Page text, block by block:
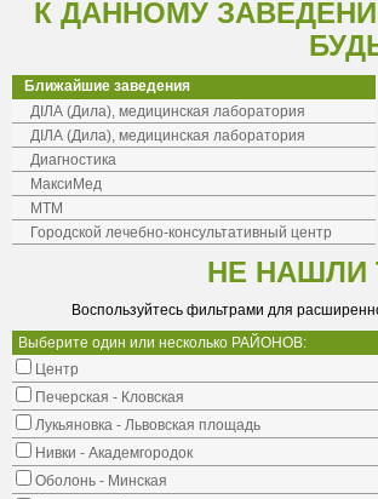
К ДАННОМУ
Ближайшие заведения
ДІЛА (Дила), медицинская лаборатория
ДІЛА (Дила), медицинская лаборатория
Диагностика
МаксиМед
МТМ
Городской лечебно-консультативный центр
НЕ НАШЛИ
Воспользуйтесь фильтрами для
Выберите один или несколько РАЙОНОВ:
Центр
Печерская - Кловская
Лукьяновка - Львовская площадь
Нивки - Академгородок
Оболонь - Минская